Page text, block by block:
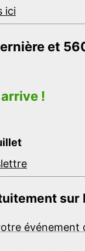
ici
et
!
sur
événement